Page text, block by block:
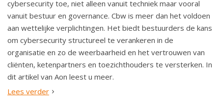
cybersecurity toe, niet alleen vanuit techniek maar vooral
vanuit bestuur en governance. Cbw is meer dan het voldoen
aan wettelijke verplichtingen. Het biedt bestuurders de kans
om cybersecurity structureel te verankeren in de
organisatie en zo de weerbaarheid en het vertrouwen van
cliënten, ketenpartners en toezichthouders te versterken. In
dit artikel van Aon leest u meer.
Lees verder